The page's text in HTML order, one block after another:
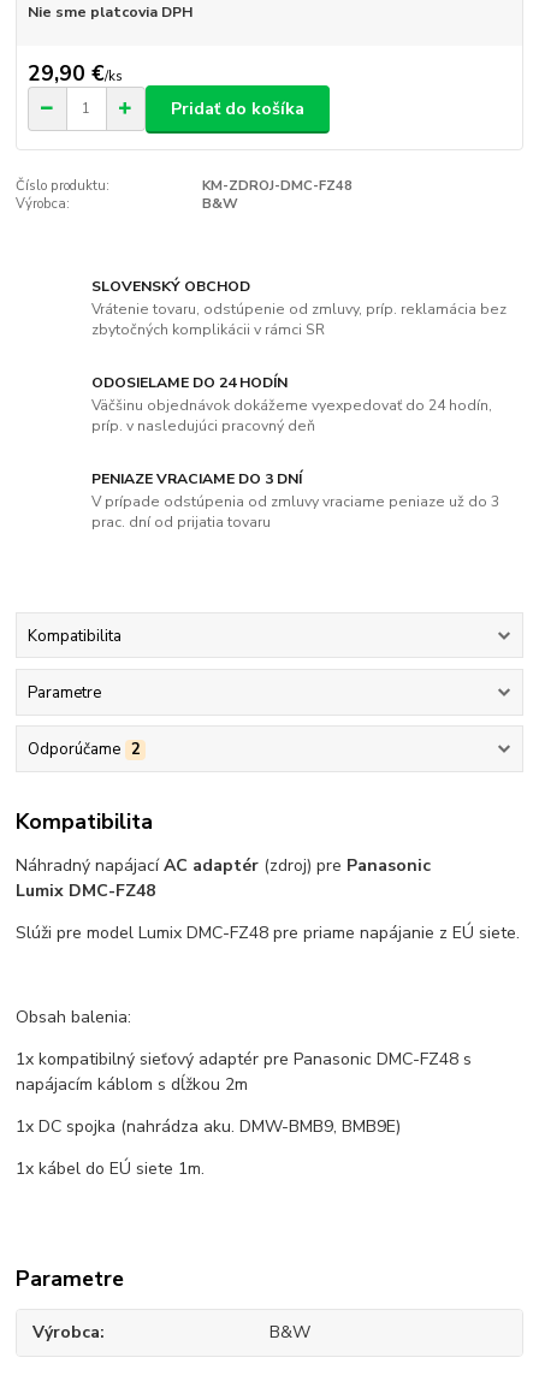
Nie sme platcovia DPH
29,90 €/ks
Pridať do košíka
Číslo produktu:
KM-ZDROJ-DMC-FZ48
Výrobca:
B&W
SLOVENSKÝ OBCHOD
Vrátenie tovaru, odstúpenie od zmluvy, príp. reklamácia bez
zbytočných komplikácii v rámci SR
ODOSIELAME DO 24 HODÍN
Väčšinu objednávok dokážeme vyexpedovať do 24 hodín,
príp. v nasledujúci pracovný deň
PENIAZE VRACIAME DO 3 DNÍ
V prípade odstúpenia od zmluvy vraciame peniaze už do 3
prac. dní od prijatia tovaru
Kompatibilita
Parametre
Odporúčame 2
Kompatibilita
Náhradný napájacíAC adaptér (zdroj) pre Panasonic
Lumix DMC-FZ48
Slúži pre model Lumix DMC-FZ48 pre priame napájanie z EÚ siete.
Obsah balenia:
1x kompatibilný sieťový adaptér pre Panasonic DMC-FZ48 s
napájacím káblom s dĺžkou 2m
1x DC spojka (nahrádza aku. DMW-BMB9, BMB9E)
1x kábel do EÚ siete 1m.
Parametre
Výrobca B&W